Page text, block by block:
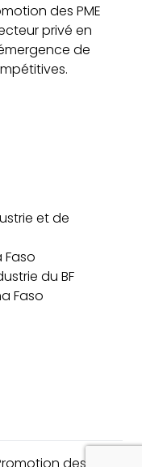
des PME
privé en
de
et de
Faso
du BF
Faso
des